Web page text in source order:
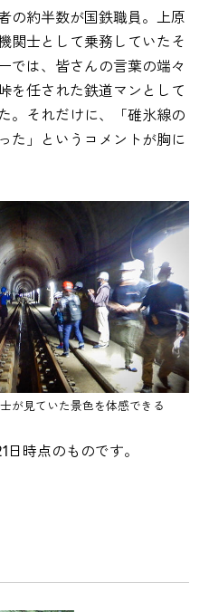
の約半数が国鉄職員。上原
関士として乗務していたそ
では、皆さんの言葉の端々
を任された鉄道マンとして
。それだけに、「碓氷線の
た」というコメントが胸に
が見ていた景色を体感できる
時点のものです。